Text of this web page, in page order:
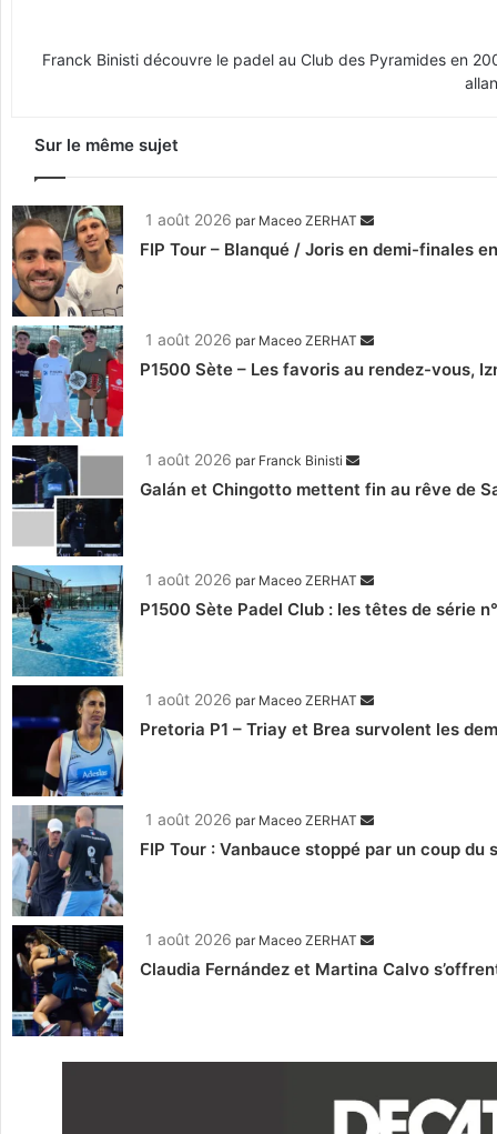
Franck Binisti découvre le padel au Club des Pyramides en
Sur le même sujet
1 août 2026 par Maceo ZERHAT
FIP Tour – Blanqué / Joris en demi-finales
1 août 2026 par Maceo ZERHAT
P1500 Sète – Les favoris au rendez-vous,
1 août 2026 par Franck Binisti
Galán et Chingotto mettent fin au rêve de
1 août 2026 par Maceo ZERHAT
P1500 Sète Padel Club : les têtes de série
1 août 2026 par Maceo ZERHAT
Pretoria P1 – Triay et Brea survolent les
1 août 2026 par Maceo ZERHAT
FIP Tour : Vanbauce stoppé par un coup
1 août 2026 par Maceo ZERHAT
Claudia Fernández et Martina Calvo